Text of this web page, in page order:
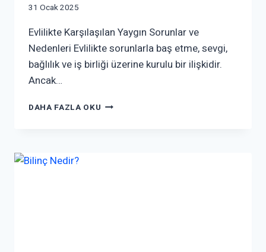
31 Ocak 2025
Evlilikte Karşılaşılan Yaygın Sorunlar ve
Nedenleri Evlilikte sorunlarla baş etme, sevgi,
bağlılık ve iş birliği üzerine kurulu bir ilişkidir.
Ancak…
DAHA FAZLA OKU